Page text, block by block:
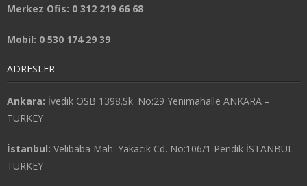
Merkez Ofis: 0 312 219 66 68
Mobil: 0 530 174 29 39
ADRESLER
Ankara: İvedik OSB 1398.Sk. No:29 Yenimahalle ANKARA –
TURKEY
İstanbul: Velibaba Mah. Yakacık Cd. No:106/1 Pendik İSTANBUL-
TURKEY